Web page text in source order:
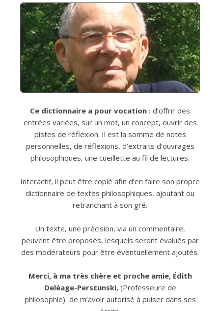
Ce dictionnaire a pour vocation : d’offrir des
entrées variées, sur un mot, un concept, ouvrir des
pistes de réflexion. Il est la somme de notes
personnelles, de réflexions, d’extraits d’ouvrages
philosophiques, une cueillette au fil de lectures.
Interactif, il peut être copié afin d’en faire son propre
dictionnaire de textes philosophiques, ajoutant ou
retranchant à son gré.
Un texte, une précision, via un commentaire,
peuvent être proposés, lesquels seront évalués par
des modérateurs pour être éventuellement ajoutés.
Merci, à ma très chère et proche amie, Édith
Deléage-Perstunski,(Professeure de
philosophie) de m’avoir autorisé à puiser dans ses